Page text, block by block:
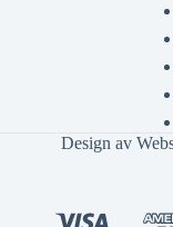
Design av